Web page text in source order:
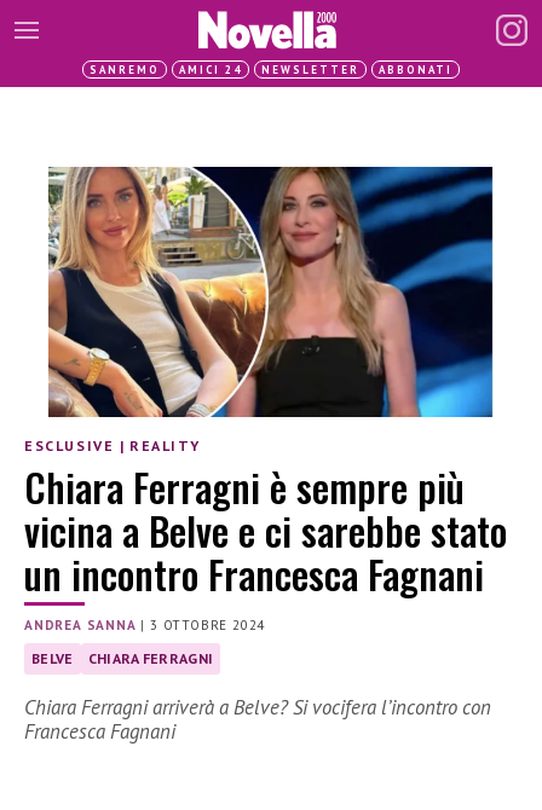
SANREMO AMICI 24 NEWSLETTER ABBONATI
ESCLUSIVE | REALITY
Chiara Ferragni è sempre più
vicina a Belve e ci sarebbe stato
un incontro Francesca Fagnani
ANDREA SANNA |3 OTTOBRE 2024
BELVE CHIARA FERRAGNI
Chiara Ferragni arriverà a Belve? Si vocifera l’incontro con
Francesca Fagnani